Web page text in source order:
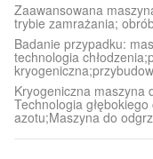
Zaawansowana
trybie zamrażania;
Badanie przypadku:
technologia
Kryogeniczna maszyna
Technologia
azotu;Maszyna do